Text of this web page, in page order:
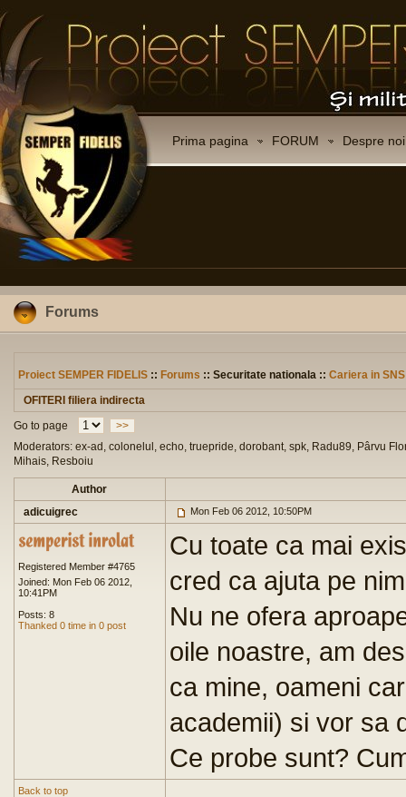
Prima pagina FORUM Despre noi
Forums
Proiect SEMPER FIDELIS :: Forums :: Securitate nationala :: Cariera in SNS
OFITERI filiera indirecta
Go to page
>>
Moderators: ex-ad, colonelul, echo, truepride, dorobant, spk, Radu89, Pârvu
Mihais, Resboiu
Author
adicuigrec
Mon Feb 06 2012, 10:50PM
Registered Member #4765
Joined: Mon Feb 06 2012,
10:41PM
Posts: 8
Thanked 0 time in 0 post
Cu toate ca mai
cred ca ajuta pe
Nu ne ofera
oile noastre, am
ca mine, oameni
academii) si vor sa
Ce probe sunt?
Back to top